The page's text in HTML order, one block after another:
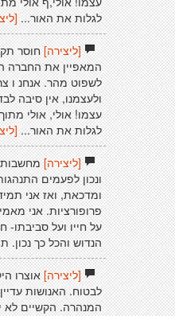
לגלות את האור...
[ליצירה]חוסר
המאפיין את החברה
לשפוט מהר. אנחנ ו
ולעצמנו, אין סיבה
עצמו! אולי, אולי
לגלות את האור...
[ליצירה]מחשבות
ונכון לפעמים
ומדכאת, ואז אני
פרופורציות. אני
על חייו ועל סביבתו-
הנדוש והכל כך
[ליצירה]אוצרו
לבטוח. האנושות
המנהרה. הקשיים לא